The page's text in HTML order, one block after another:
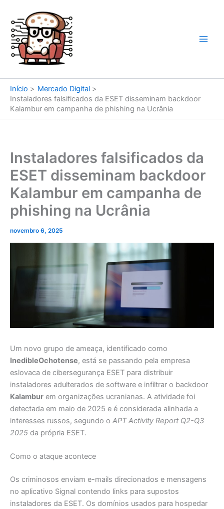
conteúdo
Início
Mercado Digital
Instaladores falsificados da ESET disseminam backdoor
Kalambur em campanha de phishing na Ucrânia
Instaladores falsificados da
ESET disseminam backdoor
Kalambur em campanha de
phishing na Ucrânia
novembro 6, 2025
Um novo grupo de ameaça, identificado como
InedibleOchotense, está se passando pela empresa
eslovaca de cibersegurança ESET para distribuir
instaladores adulterados de software e infiltrar o backdoor
Kalambur em organizações ucranianas. A atividade foi
detectada em maio de 2025 e é considerada alinhada a
interesses russos, segundo o APT Activity Report Q2-Q3
2025 da própria ESET.
Como o ataque acontece
Os criminosos enviam e-mails direcionados e mensagens
no aplicativo Signal contendo links para supostos
instaladores da ESET. Os domínios usados para hospedar